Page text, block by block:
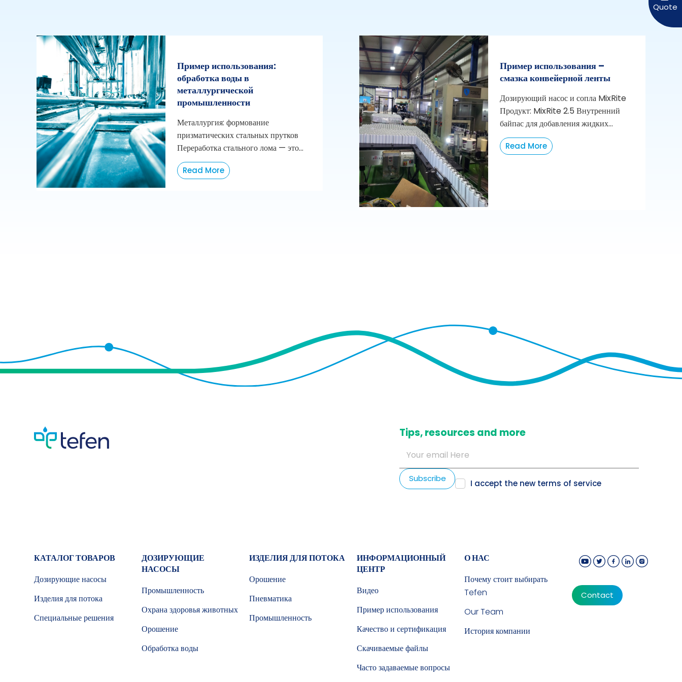
Пример использования:
обработка воды в
металлургической
промышленности
Металлургия: формование
призматических стальных прутков
Переработка стального лома — это...
Read More
Пример использования –
смазка конвейерной ленты
Дозирующий насос и сопла MixRite
Продукт: MixRite 2.5 Внутренний
байпас для добавления жидких...
Read More
​Tips, resources and more
I accept the new terms of service
КАТАЛОГ ТОВАРОВ
Дозирующие насосы
Изделия для потока
Специальные решения
ДОЗИРУЮЩИЕ
НАСОСЫ
Промышленность
Охрана здоровья животных
Орошение
Обработка воды
ИЗДЕЛИЯ ДЛЯ ПОТОКА
Орошение
Пневматика
Промышленность
ИНФОРМАЦИОННЫЙ
ЦЕНТР
Видео
Пример использования
Качество и сертификация
Скачиваемые файлы
Часто задаваемые вопросы
О НАС
Почему стоит выбирать
Tefen
Our Team
История компании
Contact